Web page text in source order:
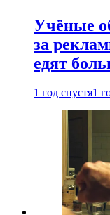
Учёные
за
едят
1 год спустя1